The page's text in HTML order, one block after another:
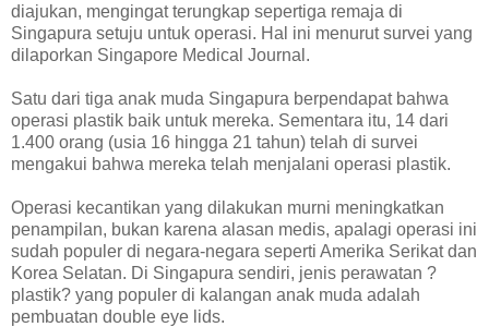
diajukan, mengingat terungkap sepertiga remaja di
Singapura setuju untuk operasi. Hal ini menurut survei yang
dilaporkan Singapore Medical Journal.
Satu dari tiga anak muda Singapura berpendapat bahwa
operasi plastik baik untuk mereka. Sementara itu, 14 dari
1.400 orang (usia 16 hingga 21 tahun) telah di survei
mengakui bahwa mereka telah menjalani operasi plastik.
Operasi kecantikan yang dilakukan murni meningkatkan
penampilan, bukan karena alasan medis, apalagi operasi ini
sudah populer di negara-negara seperti Amerika Serikat dan
Korea Selatan. Di Singapura sendiri, jenis perawatan ?
plastik? yang populer di kalangan anak muda adalah
pembuatan double eye lids.